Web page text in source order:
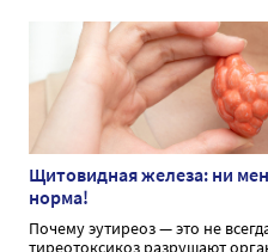
Щитовидная железа: ни
норма!
Почему эутиреоз — это не
тиреотоксикоз разрушают